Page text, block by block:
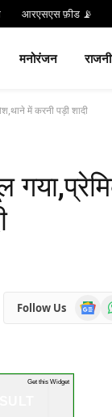
आरएसएस फ़ीड 📡
मनोरंजन
में करनी पड़ी शादी
Follow Us
Google
News
Get this Widget
डाउनलोड करें